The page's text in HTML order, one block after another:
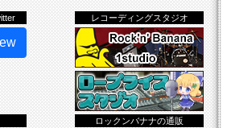
レコーディングスタジオ
ロックンバナナの通販